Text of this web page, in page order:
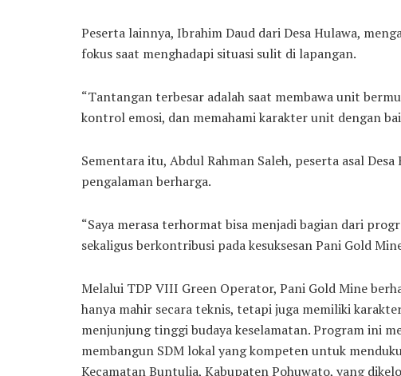
Peserta lainnya, Ibrahim Daud dari Desa Hulawa,
fokus saat menghadapi situasi sulit di lapangan.
“Tantangan terbesar adalah saat membawa unit
kontrol emosi, dan memahami karakter unit dengan
Sementara itu, Abdul Rahman Saleh, peserta asal
pengalaman berharga.
“Saya merasa terhormat bisa menjadi bagian dari
sekaligus berkontribusi pada kesuksesan Pani Gold
Melalui TDP VIII Green Operator, Pani Gold Mine
hanya mahir secara teknis, tetapi juga memiliki
menjunjung tinggi budaya keselamatan. Program ini
membangun SDM lokal yang kompeten untuk
Kecamatan Buntulia, Kabupaten Pohuwato, yang